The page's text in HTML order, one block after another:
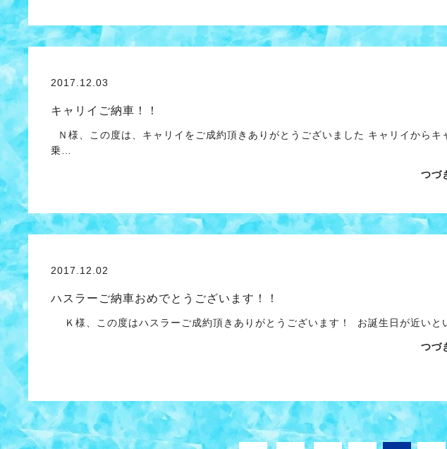
2017.12.03
キャリイご納車！！
Ｎ様、この度は、キャリイをご成約頂きありがとうございました キャリイからキ
乗…
つづ
2017.12.02
ハスラーご納車おめでとうございます！！
Ｋ様、この度はハスラーご成約頂きありがとうございます！ お誕生日が近いと
つづ